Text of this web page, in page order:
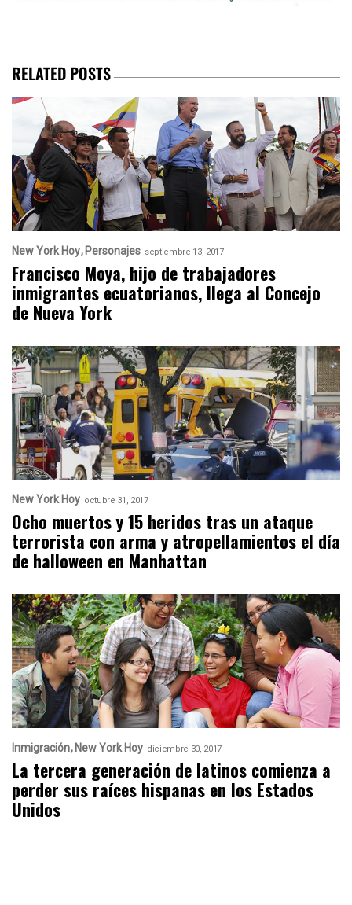
RELATED POSTS
New York Hoy Personajes septiembre 13, 2017
Francisco Moya, hijo de trabajadores
inmigrantes ecuatorianos, llega al Concejo
de Nueva York
New York Hoy octubre 31, 2017
Ocho muertos y 15 heridos tras un ataque
terrorista con arma y atropellamientos el día
de halloween en Manhattan
Inmigración New York Hoy diciembre 30, 2017
La tercera generación de latinos comienza a
perder sus raíces hispanas en los Estados
Unidos